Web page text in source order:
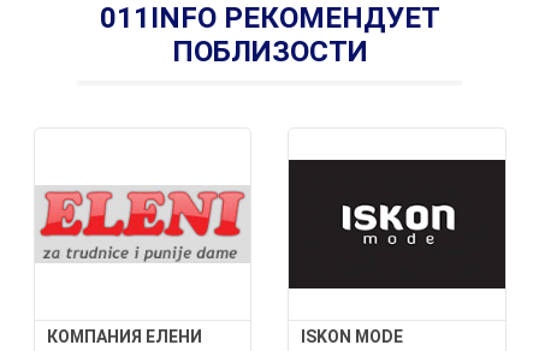
011INFO РЕКОМЕНДУЕТ
ПОБЛИЗОСТИ
КОМПАНИЯ ЕЛЕНИ ISKON MODE